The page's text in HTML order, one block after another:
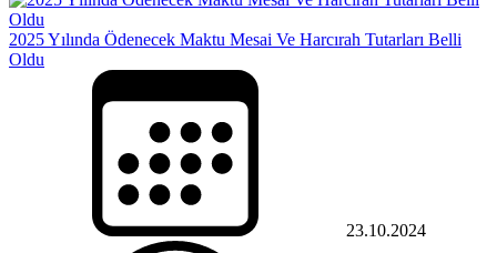
2025 Yılında Ödenecek Maktu Mesai Ve Harcırah Tutarları Belli
Oldu
23.10.2024